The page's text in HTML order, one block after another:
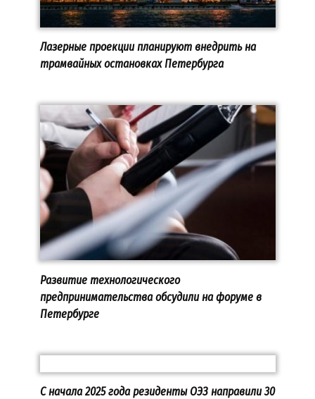
Лазерные проекции планируют внедрить на
трамвайных остановках Петербурга
Развитие технологического
предпринимательства обсудили на форуме в
Петербурге
С начала 2025 года резиденты ОЭЗ направили 30